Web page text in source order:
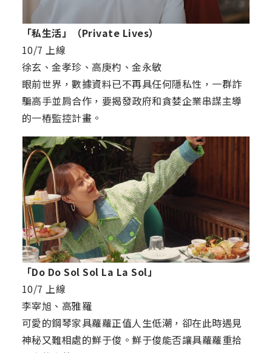
「私生活」（Private Lives）
10/7 上線
徐玄、金孝珍、高庚杓、金永敏
眼前世界，數據資料已不再具任何隱私性，一群詐
騙高手並肩合作，要揭發政府和貪婪企業串謀主導
的一樁監控計畫。
「Do Do Sol Sol La La Sol」
10/7 上線
李宰旭、高雅羅
可愛的鋼琴家具蘿蘿正值人生低潮，卻在此時遇見
神秘又難相處的鮮于俊。鮮于俊能否讓具蘿蘿重拾